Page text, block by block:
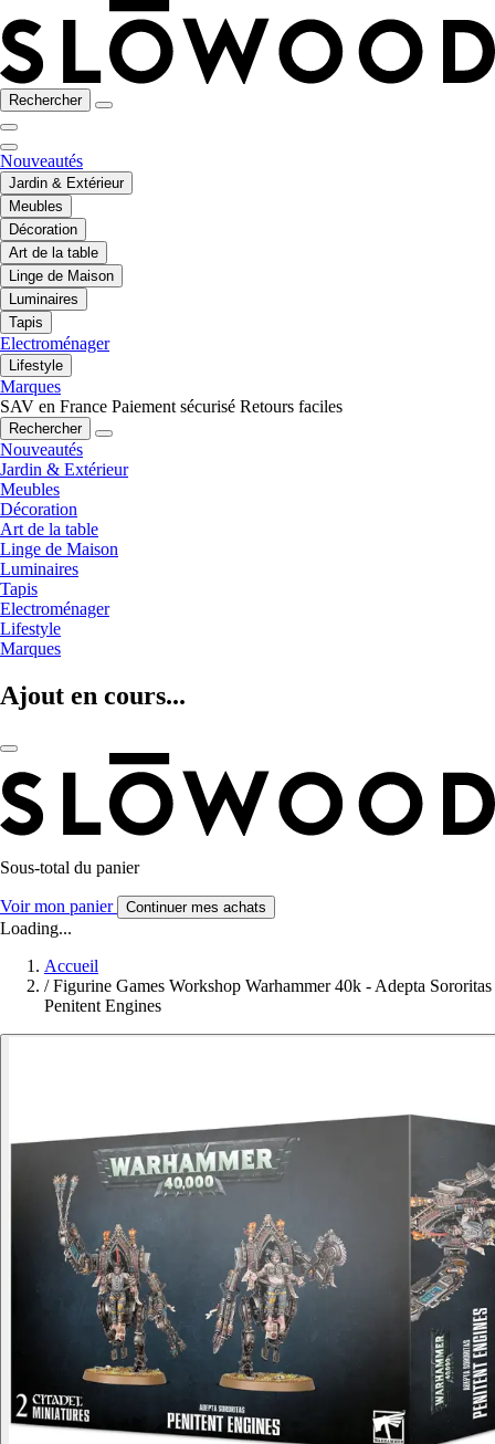
Rechercher
Nouveautés
Jardin & Extérieur
Meubles
Décoration
Art de la table
Linge de Maison
Luminaires
Tapis
Electroménager
Lifestyle
Marques
SAV en France Paiement sécurisé Retours faciles
Rechercher
Nouveautés
Jardin & Extérieur
Meubles
Décoration
Art de la table
Linge de Maison
Luminaires
Tapis
Electroménager
Lifestyle
Marques
Ajout en cours...
Sous-total du panier
Voir mon panier Continuer mes achats
Loading...
Accueil
/ Figurine Games Workshop Warhammer 40k - Adepta Sororitas
Penitent Engines